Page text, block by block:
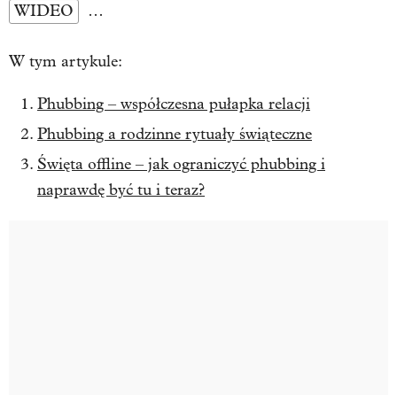
WIDEO …
W tym artykule:
Phubbing – współczesna pułapka relacji
Phubbing a rodzinne rytuały świąteczne
Święta offline – jak ograniczyć phubbing i
naprawdę być tu i teraz?